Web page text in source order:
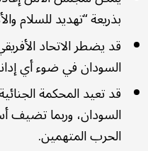
بذريعة “تهديد للسلام
قد يضطر الاتحاد
السودان في ضوء أي
قد تعيد المحكمة
السودان، وربما تضيف
الحرب المتهمين.